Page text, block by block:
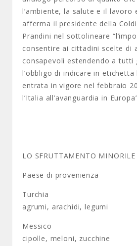
l’ambiente, la salute e il lavoro
afferma il presidente della
Prandini nel sottolineare
consentire ai cittadini scelte di
consapevoli estendendo a tutti
l’obbligo di indicare in etichetta
entrata in vigore nel febbraio
l’Italia all’avanguardia in
LO SFRUTTAMENTO
Paese di provenienza
Turchia
agrumi, arachidi, legumi
Messico
cipolle, meloni, zucchine